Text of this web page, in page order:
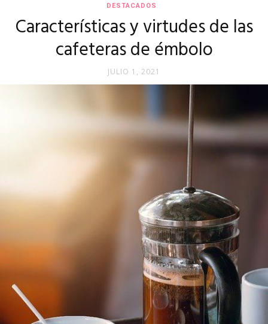
momento
DESTACADOS
Características y virtudes de las
cafeteras de émbolo
JULIO 1, 2021